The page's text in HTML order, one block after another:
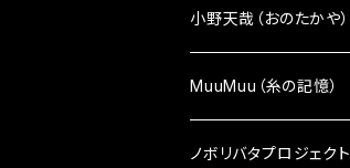
イヤリング
ざんしちゃんブローチ
ピンバッチ
かばん
ポーチ
マスク・マスクケース
雑貨小物
かばん
マスク・マスクケース
小野天哉（おのたかや）
雑貨小物
MuuMuu（糸の記憶）
雑貨小物
ノボリバタプロジェクト